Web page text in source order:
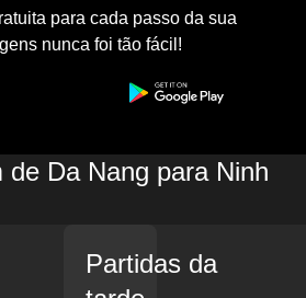
para cada passo da sua
nunca foi tão fácil!
de Da Nang para Ninh
Partidas da